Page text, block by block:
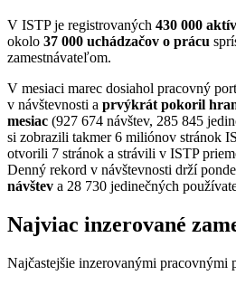
V ISTP je registrovaných 430 000
okolo 37 000 uchádzačov o prácu
zamestnávateľom.
V mesiaci marec dosiahol pracovný
v návštevnosti a prvýkrát pokoril
mesiac (927 674 návštev, 285 845
si zobrazili takmer 6 miliónov stránok
otvorili 7 stránok a strávili v ISTP
Denný rekord v návštevnosti drží
návštev a 28 730 jedinečných
Najviac inzerované
Najčastejšie inzerovanými pracovnými